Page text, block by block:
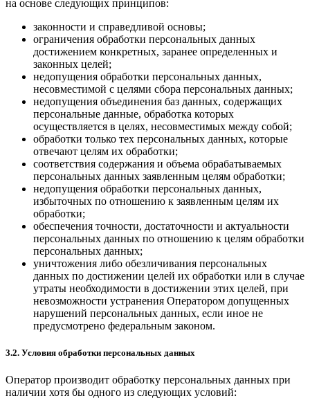
на основе следующих принципов:
законности и справедливой основы;
ограничения обработки персональных данных
достижением конкретных, заранее определенных и
законных целей;
недопущения обработки персональных данных,
несовместимой с целями сбора персональных данных;
недопущения объединения баз данных, содержащих
персональные данные, обработка которых
осуществляется в целях, несовместимых между собой;
обработки только тех персональных данных, которые
отвечают целям их обработки;
соответствия содержания и объема обрабатываемых
персональных данных заявленным целям обработки;
недопущения обработки персональных данных,
избыточных по отношению к заявленным целям их
обработки;
обеспечения точности, достаточности и актуальности
персональных данных по отношению к целям обработки
персональных данных;
уничтожения либо обезличивания персональных
данных по достижении целей их обработки или в случае
утраты необходимости в достижении этих целей, при
невозможности устранения Оператором допущенных
нарушений персональных данных, если иное не
предусмотрено федеральным законом.
3.2. Условия обработки персональных данных
Оператор производит обработку персональных данных при
наличии хотя бы одного из следующих условий: